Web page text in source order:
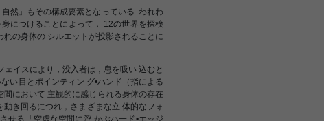
然」もその構成要素となっている. われわ
につけることによって， 12の世界を探検
の身体の シルエットが投影されることに
ェイスにより，没入者は，息を吸い 込むと
い目とポインティン グ•ハンド（指による
において 主観的に感じられる身体の存在
き回るにつれ，さまざまな立 体的なフォ
せる「空虚な空間に浮 かぶハ一ド•エッジ